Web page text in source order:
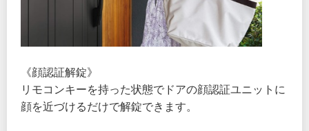
《顔認証解錠》
リモコンキーを持った状態でドアの顔認証ユニットに
顔を近づけるだけで解錠できます。